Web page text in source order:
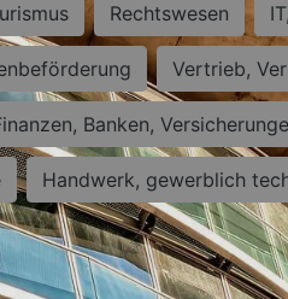
Rechtswesen
Vertrieb,
Banken,
Handwerk, gewerblich